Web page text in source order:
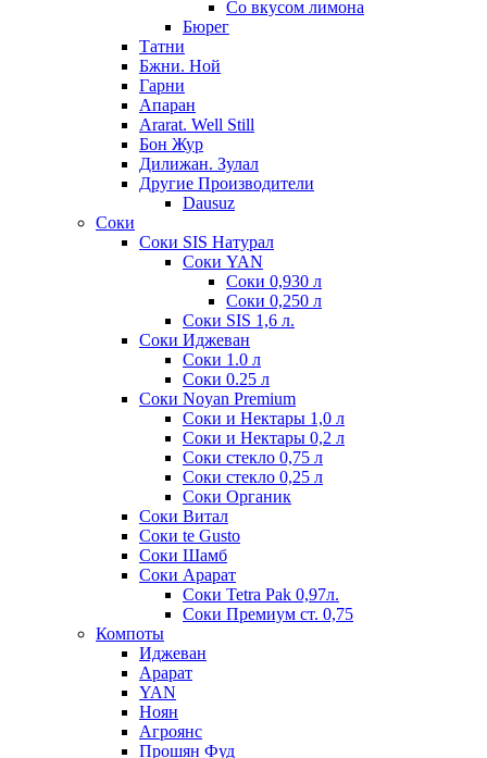
Со вкусом лимона
Бюрег
Татни
Бжни. Ной
Гарни
Апаран
Ararat. Well Still
Бон Жур
Дилижан. Зулал
Другие Производители
Dausuz
Соки
Соки SIS Натурал
Соки YAN
Соки 0,930 л
Соки 0,250 л
Соки SIS 1,6 л.
Соки Иджеван
Соки 1.0 л
Соки 0.25 л
Соки Noyan Premium
Соки и Нектары 1,0 л
Соки и Нектары 0,2 л
Соки стекло 0,75 л
Соки стекло 0,25 л
Соки Органик
Соки Витал
Соки te Gusto
Соки Шамб
Соки Арарат
Соки Tetra Pak 0,97л.
Соки Премиум ст. 0,75
Компоты
Иджеван
Арарат
YAN
Ноян
Агроянс
Прошян Фуд